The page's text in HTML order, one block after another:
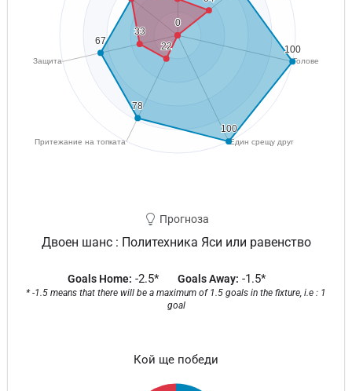
Прогноза
Двоен шанс : Политехника Яси или равенство
Goals Home: -2.5* Goals Away: -1.5*
* -1.5 means that there will be a maximum of 1.5 goals in the fixture, i.e : 1
goal
Кой ще победи